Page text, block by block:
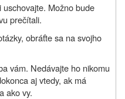
Možno bude
prečítali.
obráťte sa na svojho
vám. Nedávajte ho nikomu
aj vtedy, ak má
ako vy.